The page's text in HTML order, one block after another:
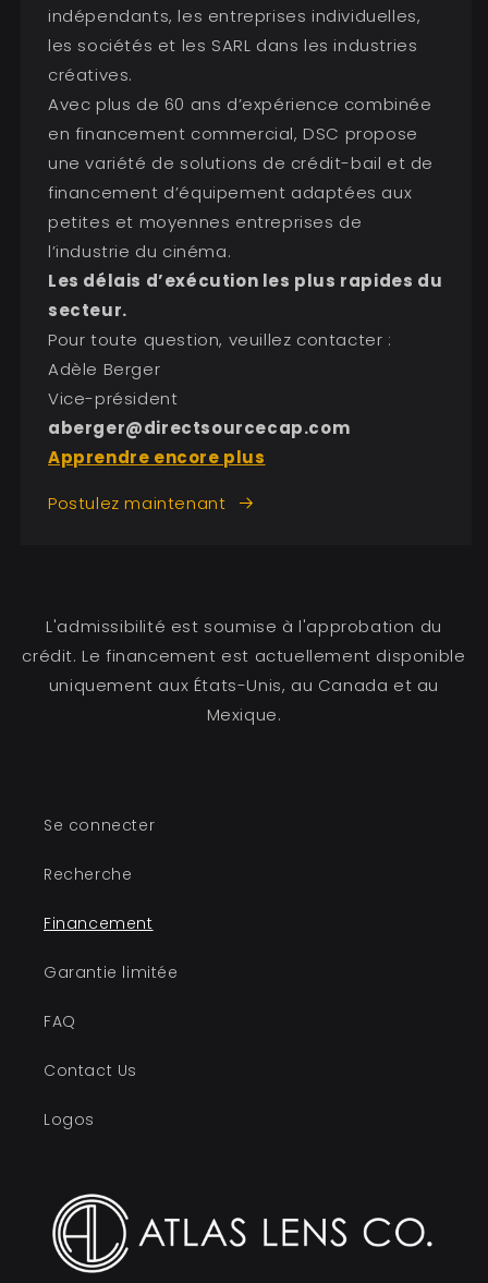
indépendants, les entreprises individuelles,
les sociétés et les SARL dans les industries
créatives.
Avec plus de 60 ans d’expérience combinée
en financement commercial, DSC propose
une variété de solutions de crédit-bail et de
financement d’équipement adaptées aux
petites et moyennes entreprises de
l’industrie du cinéma.
Les délais d’exécution les plus rapides du
secteur.
Pour toute question, veuillez contacter :
Adèle Berger
Vice-président
aberger@directsourcecap.com
Apprendre encore plus
Postulez maintenant
L'admissibilité est soumise à l'approbation du
crédit. Le financement est actuellement disponible
uniquement aux États-Unis, au Canada et au
Mexique.
Se connecter
Recherche
Financement
Garantie limitée
FAQ
Contact Us
Logos